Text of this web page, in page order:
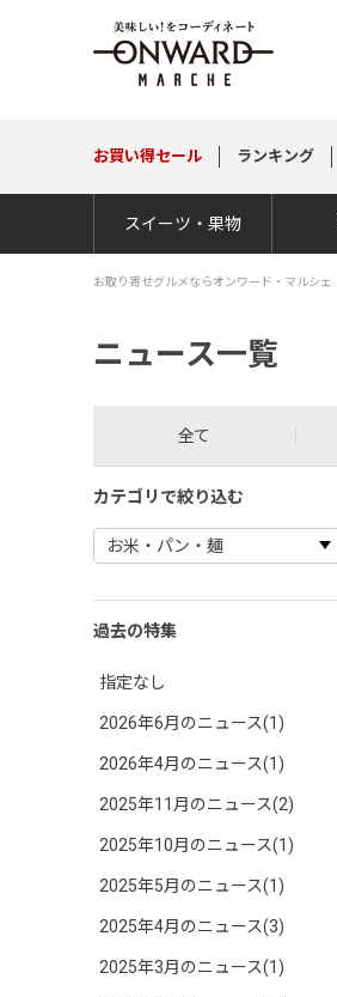
お買い得セール ランキング
スイーツ・果物
お取り寄せグルメならオンワード・マルシェ
ニュース一覧
全て
カテゴリで絞り込む
過去の特集
指定なし
2026年6月のニュース(1)
2026年4月のニュース(1)
2025年11月のニュース(2)
2025年10月のニュース(1)
2025年5月のニュース(1)
2025年4月のニュース(3)
2025年3月のニュース(1)